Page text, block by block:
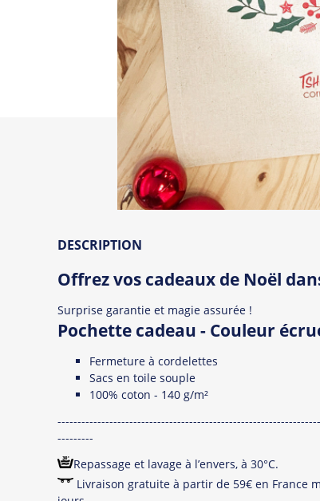
DESCRIPTION
Offrez vos cadeaux de Noël
Surprise garantie et magie assurée !
Pochette cadeau - Couleur
Fermeture à cordelettes
Sacs en toile souple
100% coton - 140 g/m²
---------
Repassage et lavage à l’envers, à 30°C.
Livraison gratuite à partir de 59€ en France